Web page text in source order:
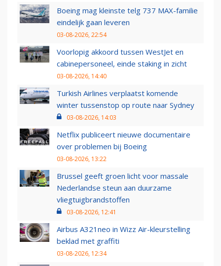
Boeing mag kleinste telg 737 MAX-familie
eindelijk gaan leveren
03-08-2026, 22:54
Voorlopig akkoord tussen WestJet en
cabinepersoneel, einde staking in zicht
03-08-2026, 14:40
Turkish Airlines verplaatst komende
winter tussenstop op route naar Sydney
03-08-2026, 14:03
Netflix publiceert nieuwe documentaire
over problemen bij Boeing
03-08-2026, 13:22
Brussel geeft groen licht voor massale
Nederlandse steun aan duurzame
vliegtuigbrandstoffen
03-08-2026, 12:41
Airbus A321neo in Wizz Air-kleurstelling
beklad met graffiti
03-08-2026, 12:34